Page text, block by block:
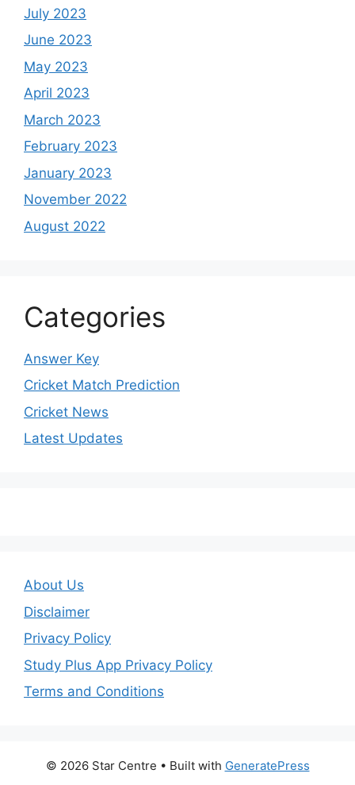
July 2023
June 2023
May 2023
April 2023
March 2023
February 2023
January 2023
November 2022
August 2022
Categories
Answer Key
Cricket Match Prediction
Cricket News
Latest Updates
About Us
Disclaimer
Privacy Policy
Study Plus App Privacy Policy
Terms and Conditions
© 2026 Star Centre • Built with GeneratePress